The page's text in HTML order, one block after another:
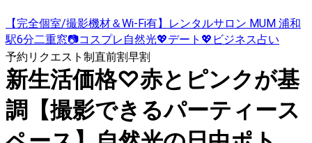
【完全個室/撮影機材＆Wi-Fi有】レンタルサロン MUM 浦和
駅6分二重窓📷コスプレ自然光💖デート💖ビジネス占い
予約リクエスト制直前割早割
新生活価格♡赤とピンクが基
調【撮影できるパーティース